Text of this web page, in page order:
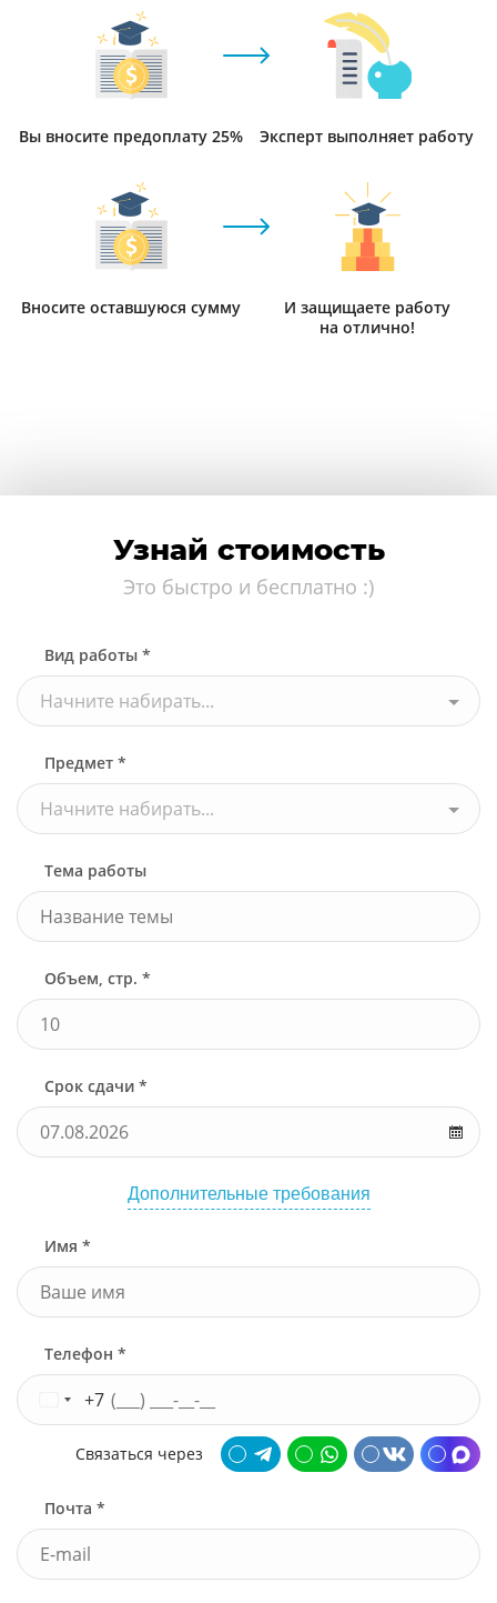
Вы вносите предоплату 25% Эксперт выполняет работу
Вносите оставшуюся сумму
И защищаете работу
на отлично!
Узнай стоимость
Это быстро и бесплатно :)
Вид работы *
Начните набирать...
Предмет *
Начните набирать...
Тема работы
Объем, стр. *
Срок сдачи *
Дополнительные требования
Имя *
Телефон *
+7
Связаться через
Почта *